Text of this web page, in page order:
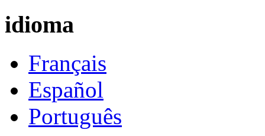
idioma
Français
Español
Português